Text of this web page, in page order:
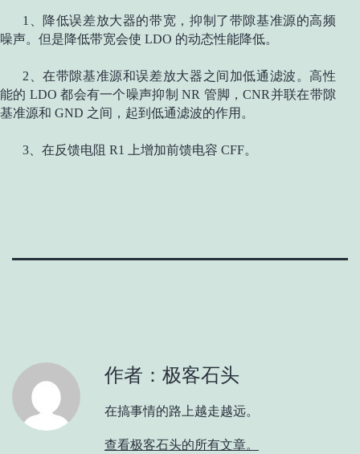
1、降低误差放大器的带宽，抑制了带隙基准源的高频
噪声。但是降低带宽会使 LDO 的动态性能降低。
2、在带隙基准源和误差放大器之间加低通滤波。高性
能的 LDO 都会有一个噪声抑制 NR 管脚，CNR并联在带隙
基准源和 GND 之间，起到低通滤波的作用。
3、在反馈电阻 R1 上增加前馈电容 CFF。
作者：极客石头
在搞事情的路上越走越远。
查看极客石头的所有文章。